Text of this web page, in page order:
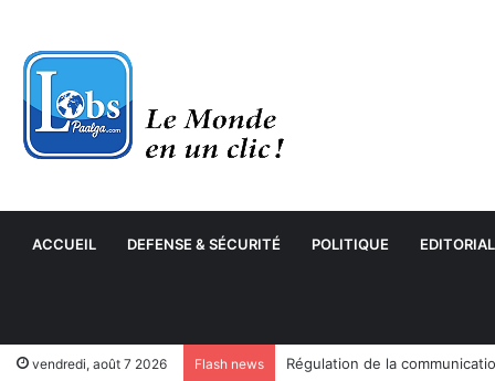
ACCUEIL DEFENSE & SÉCURITÉ POLITIQUE EDITORIAL
vendredi, août 7 2026 Flash news Can féminine : les Étalons